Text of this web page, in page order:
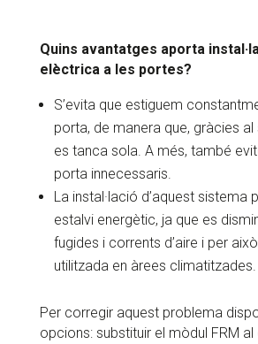
Quins avantatges aporta
elèctrica a les portes?
S’evita que estiguem
porta, de manera que, gràcies
es tanca sola. A més, també
porta innecessaris.
La instal·lació d’aquest sistema
estalvi energètic, ja que es
fugides i corrents d’aire i per
utilitzada en àrees climatitzades.
Per corregir aquest problema
opcions: substituir el mòdul FRM